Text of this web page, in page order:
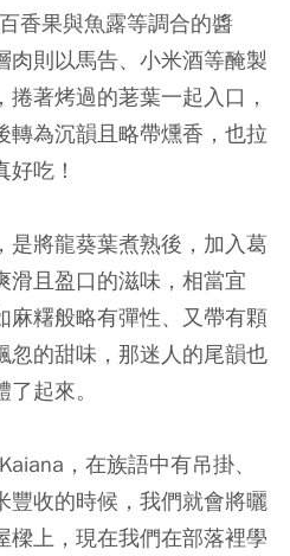
香果與魚露等調合的醬
肉則以馬告、小米酒等醃製
著烤過的荖葉一起入口，
轉為沉韻且略帶燻香，也拉
吃！
是將龍葵葉煮熟後，加入葛
滑且盈口的滋味，相當宜
麻糬般略有彈性、又帶有顆
忽的甜味，那迷人的尾韻也
起來。
，在族語中有吊掛、
豐收的時候，我們就會將曬
樑上，現在我們在部落裡學